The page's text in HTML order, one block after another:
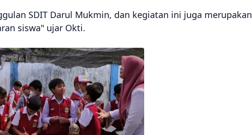
SDIT Darul Mukmin, dan kegiatan ini juga merupakan
siswa" ujar Okti.